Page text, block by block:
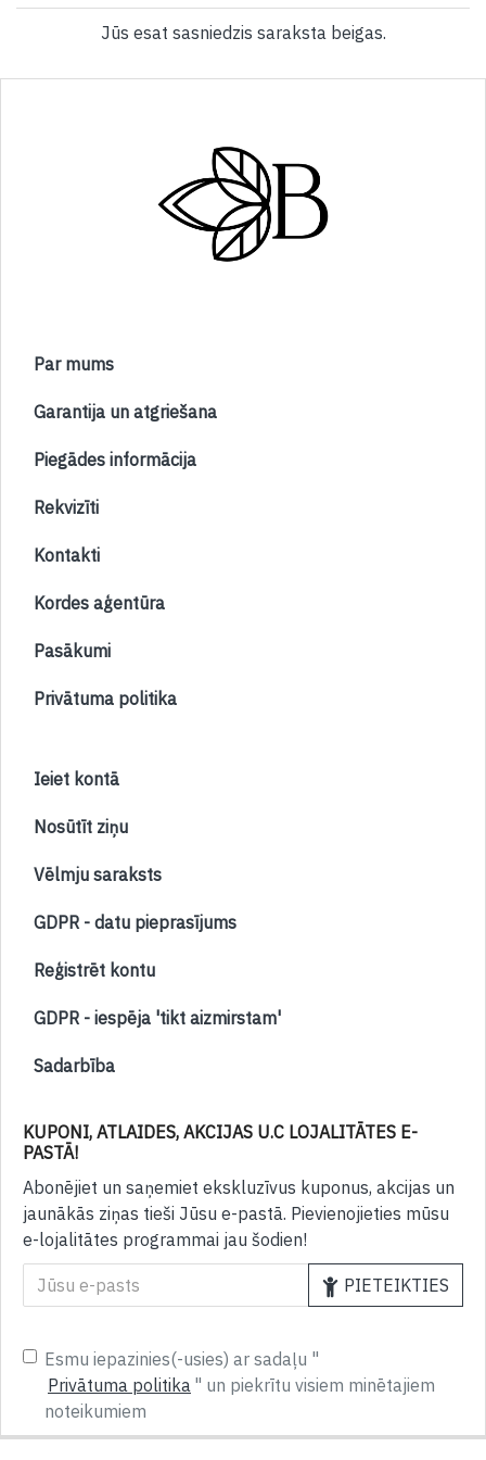
Jūs esat sasniedzis saraksta beigas.
Par mums
Garantija un atgriešana
Piegādes informācija
Rekvizīti
Kontakti
Kordes aģentūra
Pasākumi
Privātuma politika
Ieiet kontā
Nosūtīt ziņu
Vēlmju saraksts
GDPR - datu pieprasījums
Reģistrēt kontu
GDPR - iespēja 'tikt aizmirstam'
Sadarbība
KUPONI, ATLAIDES, AKCIJAS U.C LOJALITĀTES E-
PASTĀ!
Abonējiet un saņemiet ekskluzīvus kuponus, akcijas un
jaunākās ziņas tieši Jūsu e-pastā. Pievienojieties mūsu
e-lojalitātes programmai jau šodien!
PIETEIKTIES
Esmu iepazinies(-usies) ar sadaļu "
Privātuma politika " un piekrītu visiem minētajiem
noteikumiem